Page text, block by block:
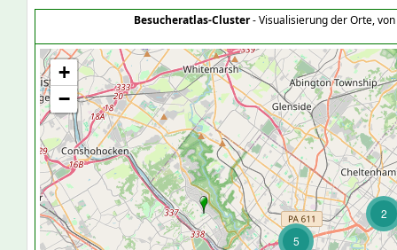
Besucheratlas-Cluster- Visualisierung der Orte,
2
5
+
−